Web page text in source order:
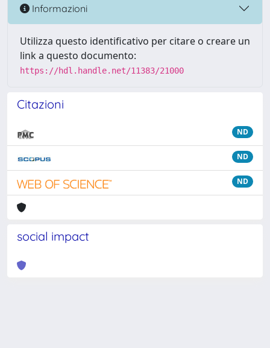
Informazioni
Utilizza questo identificativo per citare o creare un
link a questo documento:
https://hdl.handle.net/11383/21000
Citazioni
ND
ND
ND
social impact